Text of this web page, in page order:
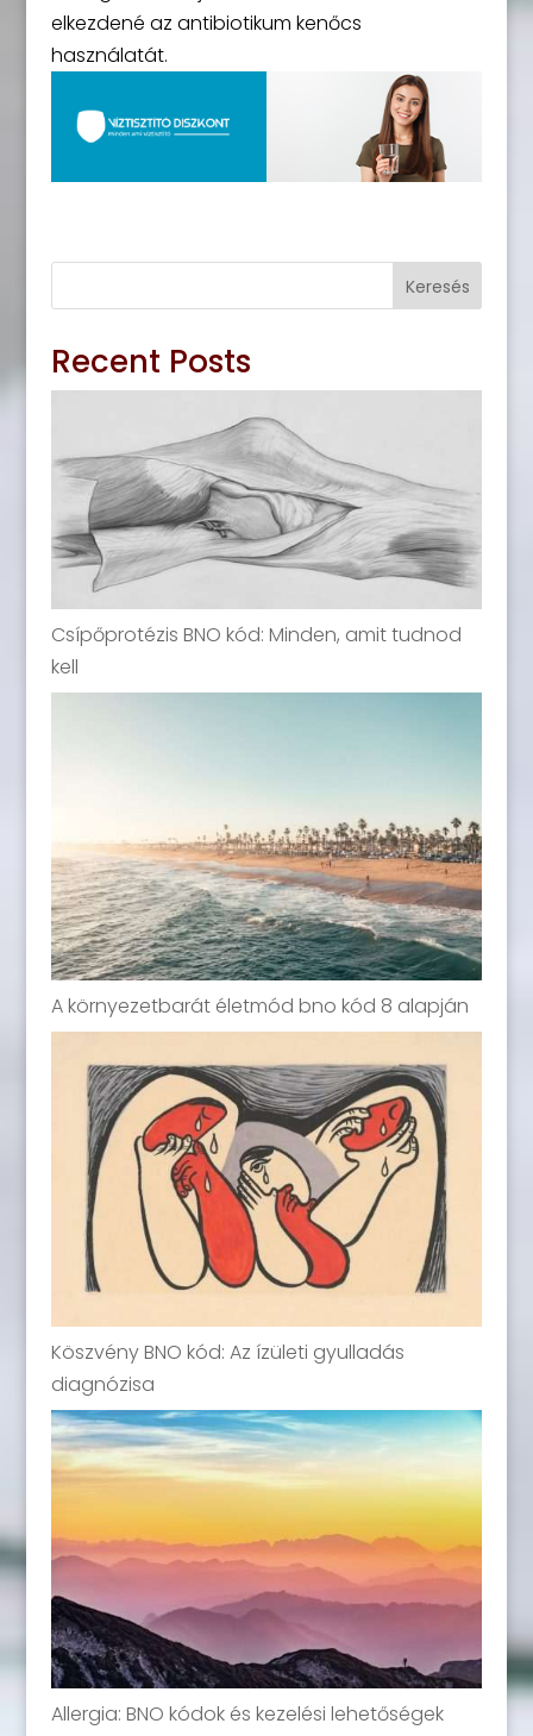
elkezdené az antibiotikum kenőcs
használatát.
Keresés
Recent Posts
Csípőprotézis BNO kód: Minden, amit tudnod
kell
A környezetbarát életmód bno kód 8 alapján
Köszvény BNO kód: Az ízületi gyulladás
diagnózisa
Allergia: BNO kódok és kezelési lehetőségek